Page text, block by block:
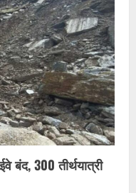
बंद, 300 तीर्थयात्री